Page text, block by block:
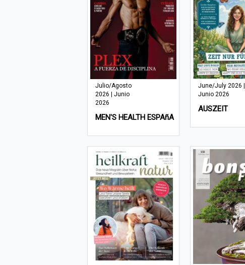
Julio/Agosto
2026 | Junio
2026
MEN'S HEALTH ESPAñA
June/July 2026 |
Junio 2026
AUSZEIT